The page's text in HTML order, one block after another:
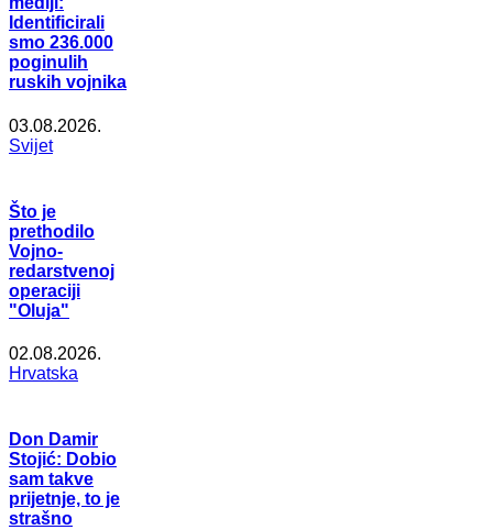
Identificirali
smo 236.000
poginulih
ruskih vojnika
03.08.2026.
Svijet
Što je
prethodilo
Vojno-
redarstvenoj
operaciji
"Oluja"
02.08.2026.
Hrvatska
Don Damir
Stojić: Dobio
sam takve
prijetnje, to je
strašno